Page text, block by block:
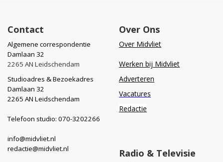
Contact
Algemene correspondentie
Damlaan 32
2265 AN Leidschendam
Studioadres & Bezoekadres
Damlaan 32
2265 AN Leidschendam
Telefoon studio: 070-3202266
info@midvliet.nl
redactie@midvliet.nl
Over Ons
Over Midvliet
Werken bij Midvliet
Adverteren
Vacatures
Redactie
Radio & Televisie